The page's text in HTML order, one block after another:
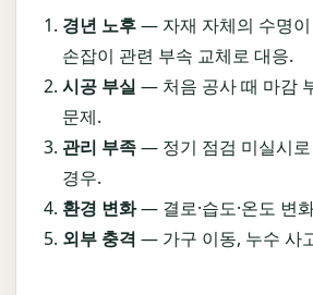
경년 노후— 자재 자체의 수명
손잡이 관련 부속 교체로 대응.
시공 부실 — 처음 공사 때 마감
문제.
관리 부족— 정기 점검 미실시
경우.
환경 변화— 결로·습도·온도 변
외부 충격 — 가구 이동, 누수 사